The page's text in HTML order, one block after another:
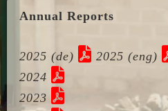
Annual Reports
2025 (de)
2025 (eng)
2024
2023